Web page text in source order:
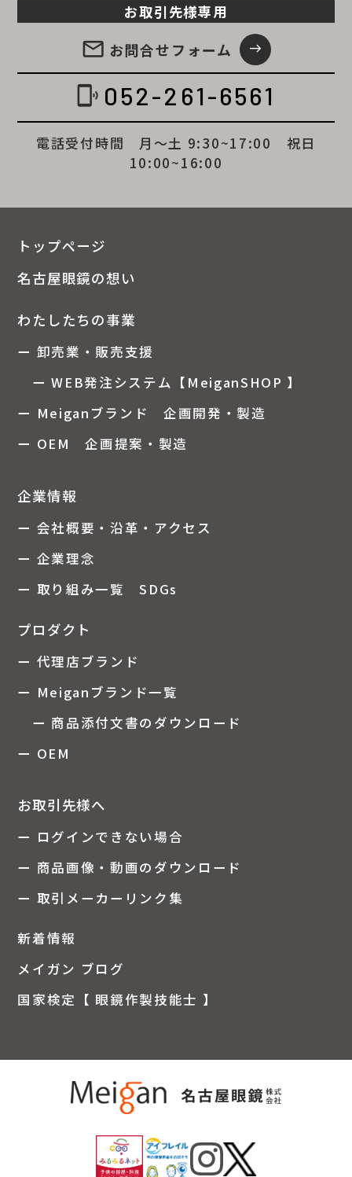
お取引先様専用
email お問合せフォーム east
phonelink_ring 052-261-6561
電話受付時間 月～土 9:30~17:00 祝日
10:00~16:00
トップページ
名古屋眼鏡の想い
わたしたちの事業
ー 卸売業・販売支援
ー WEB発注システム【MeiganSHOP 】
ー Meiganブランド 企画開発・製造
ー OEM 企画提案・製造
企業情報
ー 会社概要・沿革・アクセス
ー 企業理念
ー 取り組み一覧 SDGs
プロダクト
ー 代理店ブランド
ー Meiganブランド一覧
ー 商品添付文書のダウンロード
ー OEM
お取引先様へ
ー ログインできない場合
ー 商品画像・動画のダウンロード
ー 取引メーカーリンク集
新着情報
メイガン ブログ
国家検定【 眼鏡作製技能士 】